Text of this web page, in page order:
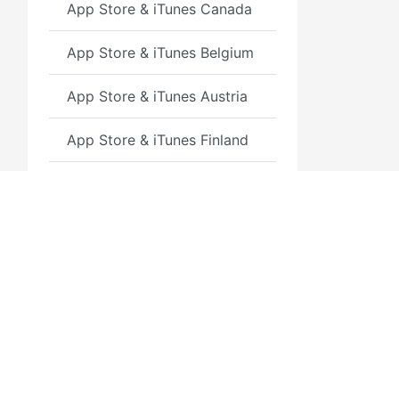
App Store & iTunes Canada
App Store & iTunes Belgium
App Store & iTunes Austria
App Store & iTunes Finland